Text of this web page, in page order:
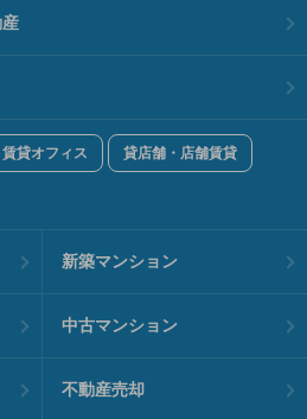
貸オフィス 貸店舗・店舗賃貸
新築マンション
中古マンション
不動産売却